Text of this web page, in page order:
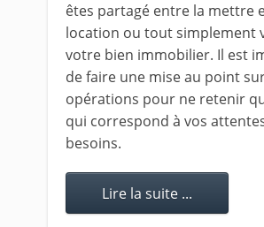
êtes partagé entre la mettre
location ou tout simplement
votre bien immobilier. Il est
de faire une mise au point
opérations pour ne retenir
qui correspond à vos
besoins.
Lire la suite ...